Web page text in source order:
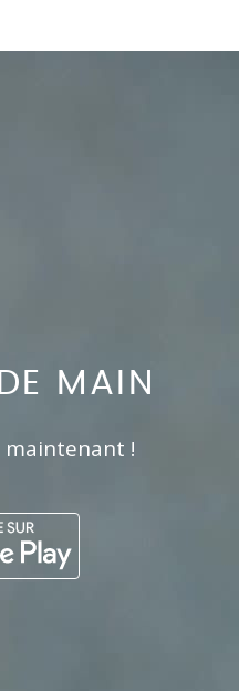
MAIN
maintenant !